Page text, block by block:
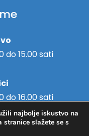
15.00 sati
16.00 sati
najbolje iskustvo na
slažete se s